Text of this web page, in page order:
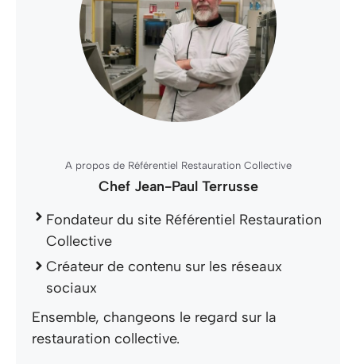
A propos de Référentiel Restauration Collective
Chef Jean-Paul Terrusse
Fondateur du site Référentiel Restauration
Collective
Créateur de contenu sur les réseaux
sociaux
Ensemble, changeons le regard sur la
restauration collective.